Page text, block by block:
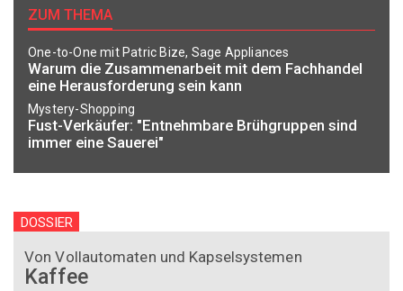
ZUM THEMA
One-to-One mit Patric Bize, Sage Appliances
Warum die Zusammenarbeit mit dem Fachhandel
eine Herausforderung sein kann
Mystery-Shopping
Fust-Verkäufer: "Entnehmbare Brühgruppen sind
immer eine Sauerei"
DOSSIER
Von Vollautomaten und Kapselsystemen
Kaffee